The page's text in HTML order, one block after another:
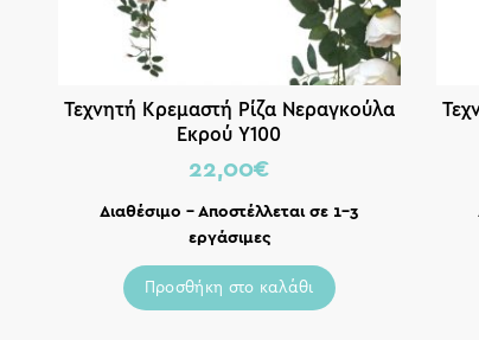
Τεχνητή Κρεμαστή Ρίζα Νεραγκούλα
Εκρού Υ100
22,00€
Διαθέσιμο – Αποστέλλεται σε 1-3
εργάσιμες
Προσθήκη στο καλάθι